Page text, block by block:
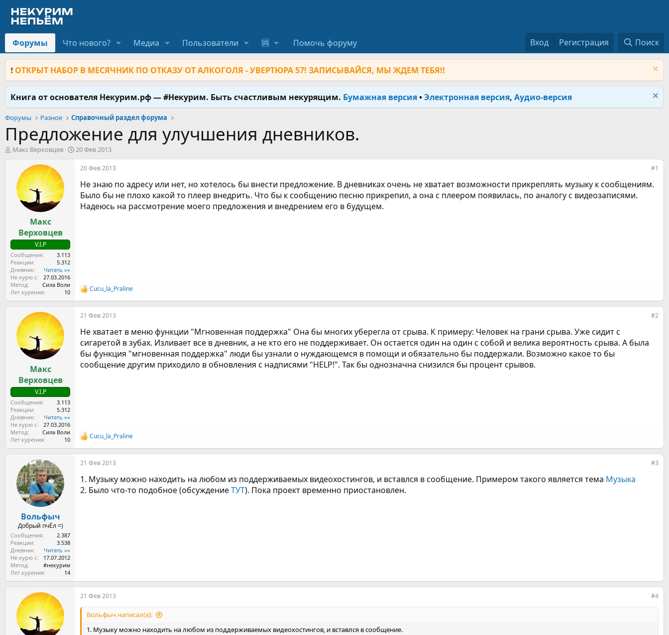
Форумы Что нового? Медиа Пользователи 🆘 Помочь форуму Вход Регистрация Поиск
❗ ОТКРЫТ НАБОР В МЕСЯЧНИК ПО ОТКАЗУ ОТ АЛКОГОЛЯ - УВЕРТЮРА 57! ЗАПИСЫВАЙСЯ, МЫ ЖДЕМ ТЕБЯ!!
Книга от основателя Некурим.рф — #Некурим. Быть счастливым некурящим. Бумажная версия•Электронная версия, Аудио-версия
Форумы Разное Справочный раздел форума
Предложение для улучшения дневников.
А
Макс Верховцев
Д
а
20 Фев 2013
Макс
Верховцев
V.I.P
Сообщения
3.113
Реакции
5.312
Дневник
Читать »»
Не курю с
27.03.2016
Метод
Сила Воли
Лет курения
10
20 Фев 2013 #1
Не знаю по адресу или нет, но хотелось бы внести предложение. В дневниках очень не хватает возможности прикреплять музыку к сообщениям.
Было бы не плохо какой то плеер внедрить. Что бы к сообщению песню прикрепил, а она с плеером появилась, по аналогу с видеозаписями.
Надеюсь на рассмотрение моего предложения и внедрением его в будущем.
Р
е
а
к
и
и
:
Cucu_la_Praline
Макс
Верховцев
V.I.P
Сообщения
3.113
Реакции
5.312
Дневник
Читать »»
Не курю с
27.03.2016
Метод
Сила Воли
Лет курения
10
21 Фев 2013 #2
Не хватает в меню функции "Мгновенная поддержка" Она бы многих уберегла от срыва. К примеру: Человек на грани срыва. Уже сидит с
сигаретой в зубах. Изливает все в дневник, а не кто его не поддерживает. Он остается один на один с собой и велика вероятность срыва. А была
бы функция "мгновенная поддержка" люди бы узнали о нуждающемся в помощи и обязательно бы поддержали. Возможно какое то бы
сообщение другим приходило в обновления с надписями "HELP!". Так бы однозначна снизился бы процент срывов.
Р
е
а
к
и
и
:
Cucu_la_Praline
Вольфыч
Добрый пчЁл =)
Сообщения
2.387
Реакции
3.538
Дневник
Читать »»
Не курю с
17.07.2012
Метод
#некурим
Лет курения
14
21 Фев 2013 #3
1. Музыку можно находить на любом из поддерживаемых видеохостингов, и вставлся в сообщение. Примером такого является тема Музыка
2. Было что-то подобное (обсуждениеТУТ). Пока проект временно приостановлен.
21 Фев 2013 #4
Вольфыч написал(а):
1. Музыку можно находить на любом из поддерживаемых видеохостингов, и вставлся в сообщение.